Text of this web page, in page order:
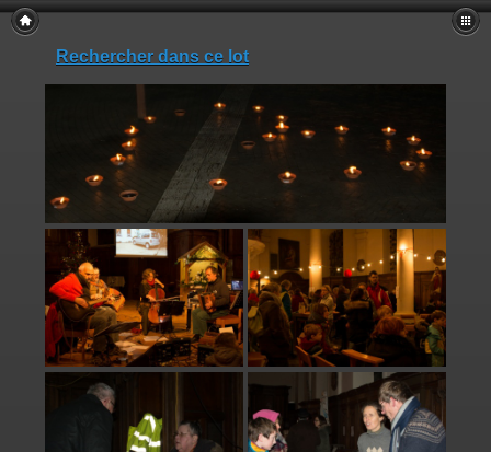
Rechercher dans ce lot